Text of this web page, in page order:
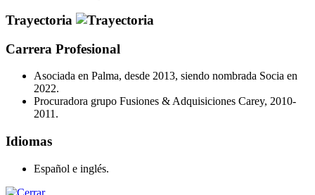
Trayectoria
Carrera Profesional
Asociada en Palma, desde 2013, siendo nombrada Socia en
2022.
Procuradora grupo Fusiones & Adquisiciones Carey, 2010-
2011.
Idiomas
Español e inglés.